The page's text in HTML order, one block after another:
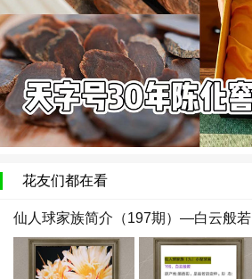
花友们都在看
仙人球家族简介（197期）—白云般若